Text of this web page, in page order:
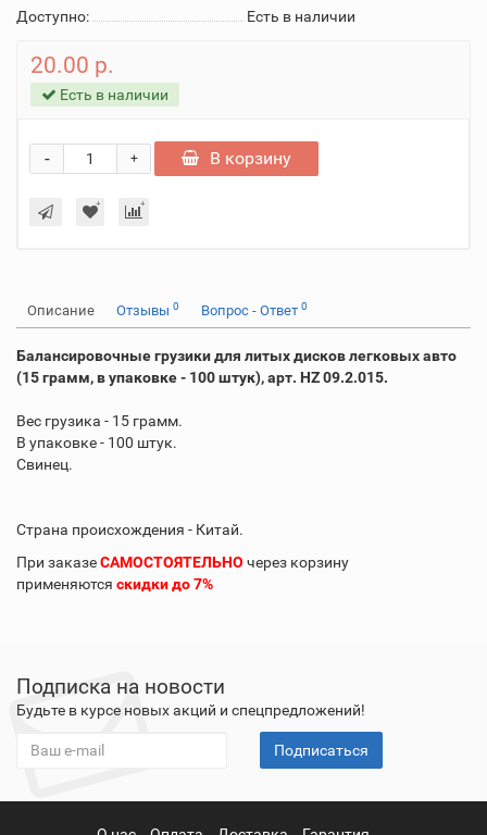
Доступно:
Есть в наличии
20.00 р.
Есть в наличии
+
- В корзину
Описание Отзывы 0 Вопрос - Ответ 0
Балансировочные грузики для литых дисков легковых авто
(15 грамм, в упаковке - 100 штук), арт. HZ 09.2.015.
Вес грузика - 15 грамм.
В упаковке - 100 штук.
Свинец.
Страна происхождения - Китай.
При заказеСАМОСТОЯТЕЛЬНО через корзину
применяются скидки до 7%
Подписка на новости
Будьте в курсе новых акций и спецпредложений!
Подписаться